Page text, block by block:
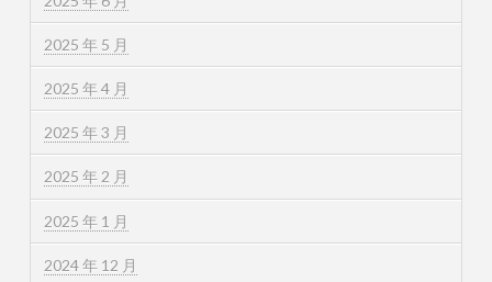
2025 年 5 月
2025 年 4 月
2025 年 3 月
2025 年 2 月
2025 年 1 月
2024 年 12 月